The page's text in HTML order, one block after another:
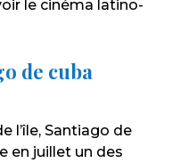
le cinéma latino-
de cuba
l’île, Santiago de
en juillet un des